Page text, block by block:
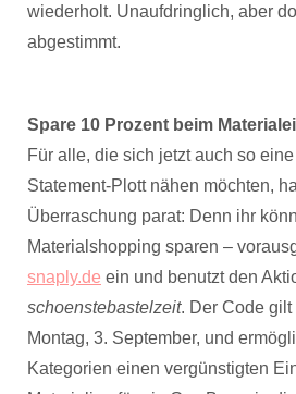
wiederholt. Unaufdringlich, aber
abgestimmt.
Spare 10 Prozent beim
Für alle, die sich jetzt auch so
Statement-Plott nähen möchten,
Überraschung parat: Denn ihr
Materialshopping sparen –
snaply.de ein und benutzt den
schoenstebastelzeit. Der Code
Montag, 3. September, und
Kategorien einen vergünstigten